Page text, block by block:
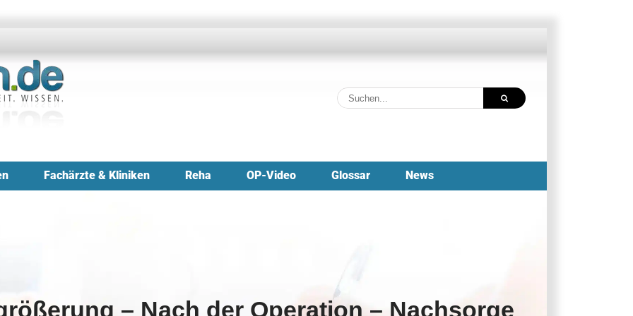
Suche
nach:
Fachärzte & Kliniken Reha OP-Video Glossar News
– Nach der Operation – Nachsorge